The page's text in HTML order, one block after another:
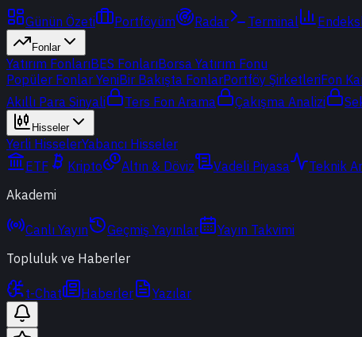
Günün Özeti Portföyüm Radar Terminal
Fonlar
Yatırım FonlarıBES FonlarıBorsa Yatırım Fonu
Popüler Fonlar YeniBir Bakışta FonlarPortföy ŞirketleriFon
Akıllı Para Sinyali
Ters Fon Arama Çakışma Analizi
Hisseler
Yerli HisselerYabancı Hisseler
ETF
Kripto Altın & Döviz Vadeli Piyasa Teknik
Akademi
Canlı Yayın Geçmiş Yayınlar
Yayın Takvimi
Topluluk ve Haberler
t-Chat Haberler Yazılar